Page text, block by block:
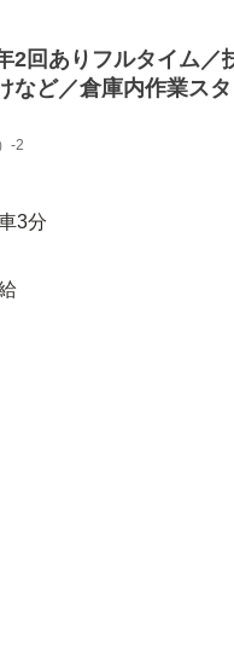
2回ありフルタイム／
など／倉庫内作業ス
-2
3分